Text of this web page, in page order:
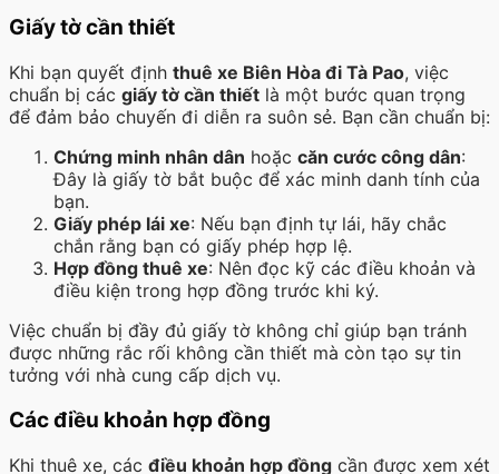
Giấy tờ cần thiết
Khi bạn quyết định thuê xe Biên Hòa đi Tà Pao, việc
chuẩn bị các giấy tờ cần thiết là một bước quan trọng
để đảm bảo chuyến đi diễn ra suôn sẻ. Bạn cần chuẩn bị:
Chứng minh nhân dân hoặc căn cước công dân:
Đây là giấy tờ bắt buộc để xác minh danh tính của
bạn.
Giấy phép lái xe: Nếu bạn định tự lái, hãy chắc
chắn rằng bạn có giấy phép hợp lệ.
Hợp đồng thuê xe: Nên đọc kỹ các điều khoản và
điều kiện trong hợp đồng trước khi ký.
Việc chuẩn bị đầy đủ giấy tờ không chỉ giúp bạn tránh
được những rắc rối không cần thiết mà còn tạo sự tin
tưởng với nhà cung cấp dịch vụ.
Các điều khoản hợp đồng
Khi thuê xe, các điều khoản hợp đồng cần được xem xét